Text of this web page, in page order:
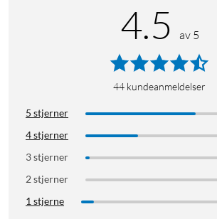
4.5 av 5
44 kundeanmeldelser
5 stjerner
4 stjerner
3 stjerner
2 stjerner
1 stjerne